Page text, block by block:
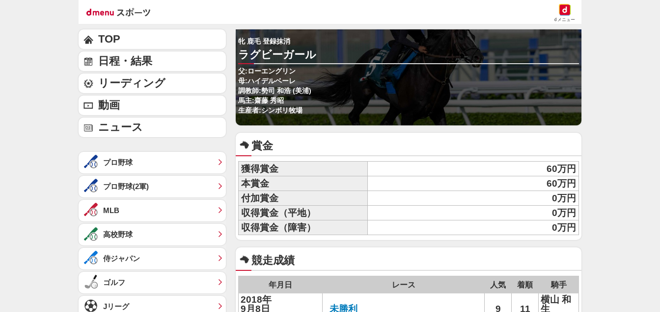
dメニュー
牝 鹿毛 登録抹消
ラグビーガール
父:ローエングリン
母:ハイデルベーレ
調教師:勢司 和浩 (美浦)
馬主:齋藤 秀昭
生産者:シンボリ牧場
賞金
獲得賞金
60万円
本賞金
60万円
付加賞金
0万円
収得賞金（平地）
0万円
収得賞金（障害）
0万円
競走成績
年月日 レース 人気 着順 騎手
2018年
9月8日
未勝利 9 11
横山 和
生
TOP
日程・結果
リーディング
動画
ニュース
プロ野球
プロ野球(2軍)
MLB
高校野球
侍ジャパン
ゴルフ
Jリーグ